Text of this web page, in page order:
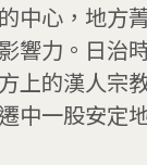
中心，地方
響力。日治
上的漢人宗
中一股安定